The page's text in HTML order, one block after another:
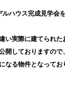
ハウス完成見学会
い実際に建てられた
開しておりますの
なる物件となってお